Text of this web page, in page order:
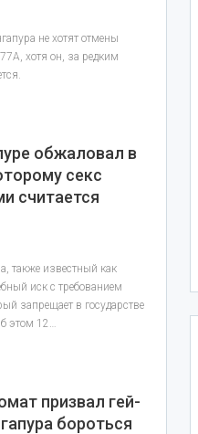
не хотят отмены
хотя он, за редким
обжаловал в
секс
считается
также известный как
иск с требованием
запрещает в государстве
этом 12…
призвал гей-
бороться